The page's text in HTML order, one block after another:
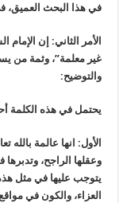
في هذا البحث العميق،
الأمر الثاني: إن
غير معلمة”، وثمة من
والتوضيح:
يحتمل في هذه الكلمة
الأول: انها عالمة بالله
وعقلها الراجح، وتدبرها
يتوجب عليها في مثل
العزاء، والكون في